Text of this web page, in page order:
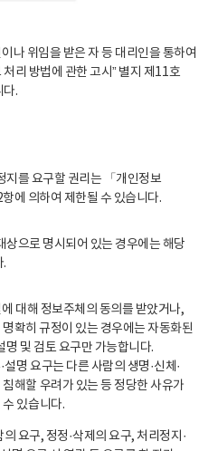
나 위임을 받은 자 등 대리인을 통하여
리 방법에 관한 고시” 별지 제11호
다.
지를 요구할 권리는 「개인정보
에 의하여 제한될 수 있습니다.
상으로 명시되어 있는 경우에는 해당
.
대해 정보주체의 동의를 받았거나,
확히 규정이 있는 경우에는 자동화된
명 및 검토 요구만 가능합니다.
명 요구는 다른 사람의 생명·신체·
해할 우려가 있는 등 정당한 사유가
있습니다.
요구, 정정·삭제의 요구, 처리정지·